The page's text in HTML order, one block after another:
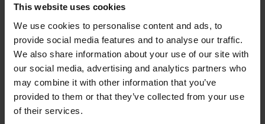
This website uses cookies
We use cookies to personalise content and ads, to
provide social media features and to analyse our traffic.
We also share information about your use of our site with
our social media, advertising and analytics partners who
may combine it with other information that you’ve
provided to them or that they’ve collected from your use
of their services.
Oberhaensli RD, Galloway GJ, Taylor DJ, Bore
PJ, Radda GK. Br J Radiol 1986;59:695–699.
[PubMed: 3730768]
Cortez-Pinto H, Chatham J, Chacko VP, Arnold
C, Rashid A, Diehl AM. JAMA 1999;282:1659–
1664. [PubMed: 10553793]
Adachi F, Yu DT, Phillips MJ. Zellpathol